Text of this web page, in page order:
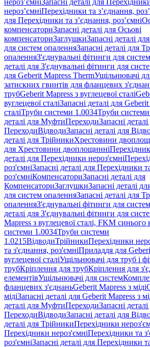
нероз’ємніЗапасні деталі для
нероз’ємніПерехідники та з’єднання,
для Перехідники та з’єднання, роз’ємні
компенсаториЗапасні деталі для Осьові
компенсаториЗаглушкиЗапасні деталі
для систем опаленняЗапасні деталі для
опаленняЗ'єднувальні фітинги для
деталі для З'єднувальні фітинги для
для Geberit Mapress ThermУщільнювачі
затискних гвинтів для фланцевих
трубGeberit Mapress з вуглецевої сталі
вуглецевої сталіЗапасні деталі для
сталіТруби системи 1.0034Труби
деталі для МуфтиПереходиЗапасні
ПереходиВідводиЗапасні деталі для
деталі для ТрійникиХрестовини
для Хрестовини двоплощинні
деталі для Перехідники нероз'ємні
роз'ємніЗапасні деталі для Перехідники
роз'ємніКомпенсаториЗапасні деталі для
КомпенсаториЗаглушкиЗапасні деталі
для систем опаленняЗапасні деталі для
опаленняЗ'єднувальні фітинги для
деталі для З'єднувальні фітинги для
Mapress з вуглецевої сталі, FKM синього
системи 1.0034Труби системи
1.0215ВідводиТрійникиПерехідники
та з'єднання, роз'ємніПриладдя для
вуглецевої сталіУщільнювачі для труб і
трубКріплення для трубКріплення для
елементівУщільнювачі для систем
фланцевих з'єднаньGeberit Mapress з міді
мідіЗапасні деталі для Geberit Mapress з
деталі для МуфтиПереходиЗапасні
ПереходиВідводиЗапасні деталі для
деталі для ТрійникиПерехідники
Перехідники нероз'ємніПерехідники та
роз'ємніЗапасні деталі для Перехідники